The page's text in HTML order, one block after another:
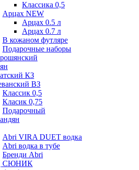
Классика 0,5
Арцах NEW
Арцах 0.5 л
Арцах 0.7 л
В кожаном футляре
Подарочные наборы
КЗ
ВЗ
Классик 0,5
Класик 0,75
Подарочный
Abri VIRA DUET водка
Abri водка в тубе
Бренди Abri
СЮНИК